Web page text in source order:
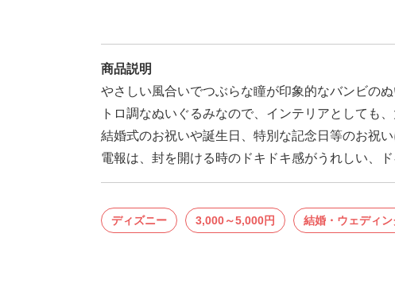
商品説明
やさしい風合いでつぶらな瞳が印象的なバンビの
トロ調なぬいぐるみなので、インテリアとしても
結婚式のお祝いや誕生日、特別な記念日等のお祝い
電報は、封を開ける時のドキドキ感がうれしい、
ディズニー 3,000～5,000円 結婚・ウェディン